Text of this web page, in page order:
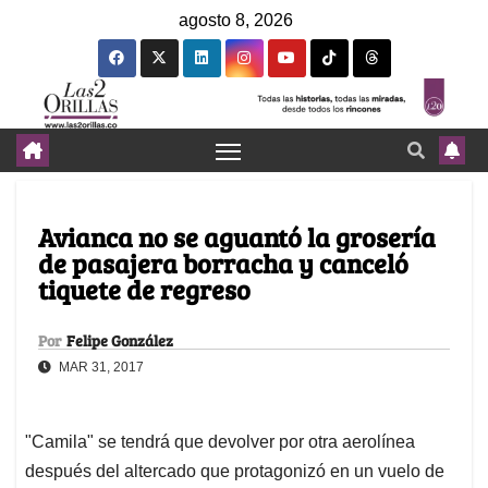
agosto 8, 2026
Avianca no se aguantó la grosería
de pasajera borracha y canceló
tiquete de regreso
Por Felipe González
MAR 31, 2017
"Camila" se tendrá que devolver por otra aerolínea
después del altercado que protagonizó en un vuelo de